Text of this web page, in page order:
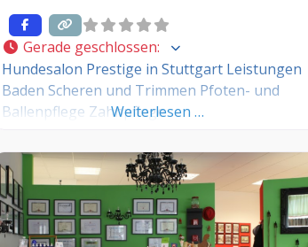
Gerade geschlossen:
Hundesalon Prestige in Stuttgart Leistungen
Baden Scheren und Trimmen Pfoten- und
Ballenpflege Zahnpflege
Weiterlesen …